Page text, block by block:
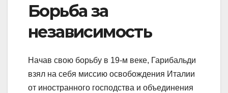
Борьба за
независимость
Начав свою борьбу в 19-м веке, Гарибальди
взял на себя миссию освобождения Италии
от иностранного господства и объединения